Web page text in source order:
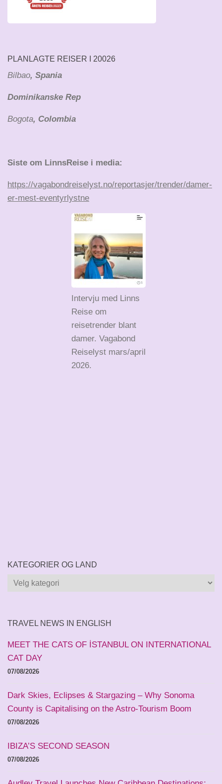
PLANLAGTE REISER I 20026
Bilbao, Spania
Dominikanske Rep
Bogota, Colombia
Siste om LinnsReise i media:
https://vagabondreiselyst.no/reportasjer/trender/damer-
er-mest-eventyrlystne
Intervju med Linns
Reise om
reisetrender blant
damer. Vagabond
Reiselyst mars/april
2026.
KATEGORIER OG LAND
Kategorier
TRAVEL NEWS IN ENGLISH
MEET THE CATS OF İSTANBUL ON INTERNATIONAL
CAT DAY
07/08/2026
Dark Skies, Eclipses & Stargazing – Why Sonoma
County is Capitalising on the Astro-Tourism Boom
07/08/2026
IBIZA’S SECOND SEASON
07/08/2026